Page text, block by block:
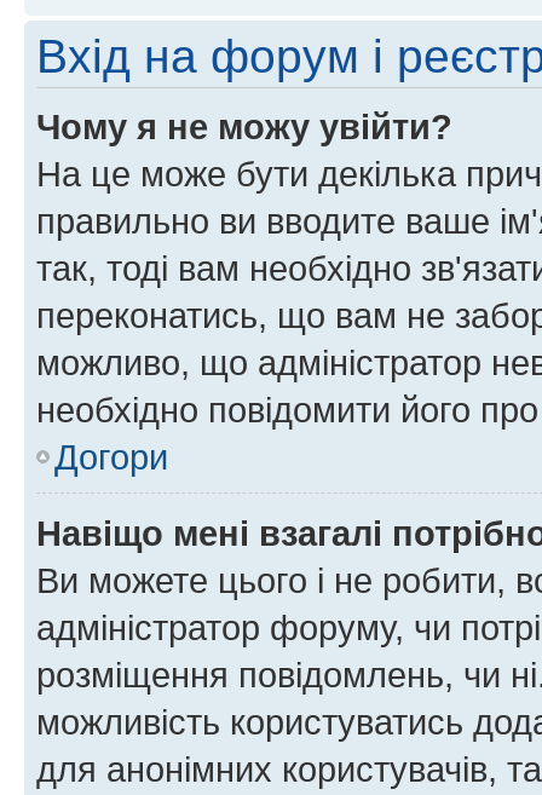
Вхід на форум і
Чому я не можу увійти?
На це може бути декілька
правильно ви вводите ваше
так, тоді вам необхідно
переконатись, що вам не
можливо, що адміністратор
необхідно повідомити його
Догори
Навіщо мені взагалі
Ви можете цього і не робити,
адміністратор форуму, чи
розміщення повідомлень, чи
можливість користуватись
для анонімних користувачів,